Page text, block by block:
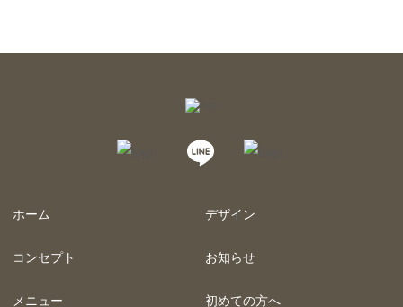
ホーム
コンセプト
メニュー
デザイン
お知らせ
初めての方へ